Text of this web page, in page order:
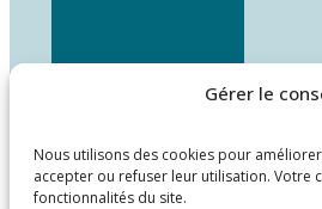
Gérer le
Nous utilisons des cookies pour
accepter ou refuser leur utilisation. Votre
fonctionnalités du site.